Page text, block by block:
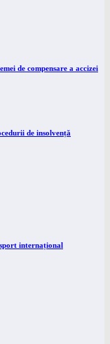
de compensare a accizei
de insolvență
internațional